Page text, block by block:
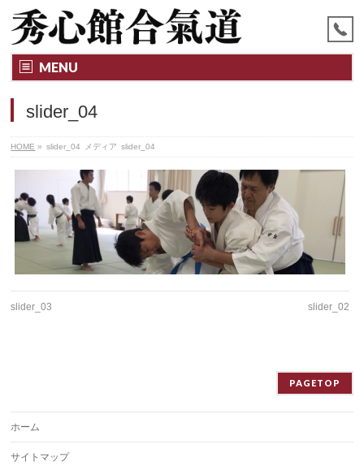
MENU
slider_04
HOME » slider_04 メディア slider_04
slider_03 slider_02
PAGETOP
ホーム
サイトマップ